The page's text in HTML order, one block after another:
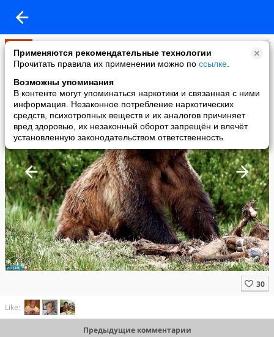
Применяются рекомендательные технологии
Прочитать правила их применении можно по ссылке
Возможны упоминания
В контенте могут упоминаться наркотики и связанная с ними
информация. Незаконное потребление наркотических
средств, психотропных веществ и их аналогов причиняет
вред здоровью, их незаконный оборот запрещён и влечёт
установленную законодательством ответственность
Мир
added a photo
14 May в 12:21
Like:
Предыдущие комментарии